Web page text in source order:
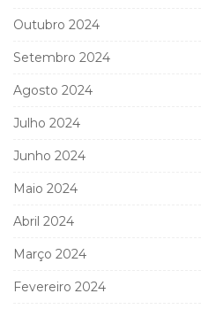
Outubro 2024
Setembro 2024
Agosto 2024
Julho 2024
Junho 2024
Maio 2024
Abril 2024
Março 2024
Fevereiro 2024